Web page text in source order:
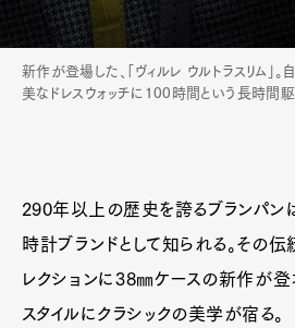
新作が登場した、「ヴィルレ ウルトラスリム」。
美なドレスウォッチに100時間という長時間
290年以上の歴史を誇るブランパン
時計ブランドとして知られる。その伝
レクションに38㎜ケースの新作が登
スタイルにクラシックの美学が宿る。